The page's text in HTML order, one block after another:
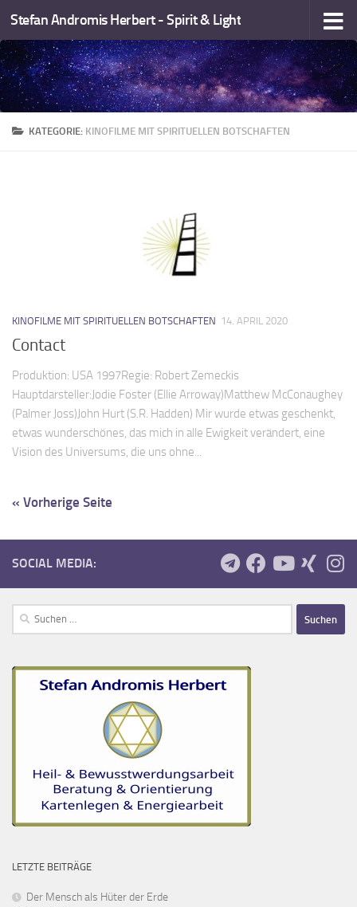
Zum Inhalt springen
Stefan Andromis Herbert - Spirit & Light
KATEGORIE: KINOFILME MIT SPIRITUELLEN BOTSCHAFTEN
KINOFILME MIT SPIRITUELLEN BOTSCHAFTEN 14. APRIL 2020
Contact
Produktion: USA 1997Regie: Robert Zemeckis
Hauptdarsteller:Jodie Foster (Ellie Arroway)Matthew McConaughey
(Palmer Joss)John Hurt (S.R. Hadden) Mir wurde etwas geschenkt,
etwas wunderschönes, das mich in alle Ewigkeit verändert, eine
Vision des Universums, die uns ohne...
« Vorherige Seite
SOCIAL MEDIA:
Suchen
LETZTE BEITRÄGE
Der Mensch als Hüter der Erde